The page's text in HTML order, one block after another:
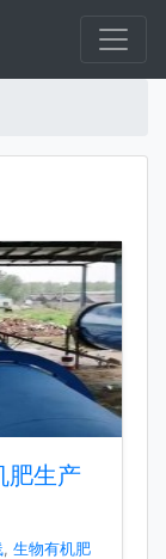
肥生产
, 生物有机肥